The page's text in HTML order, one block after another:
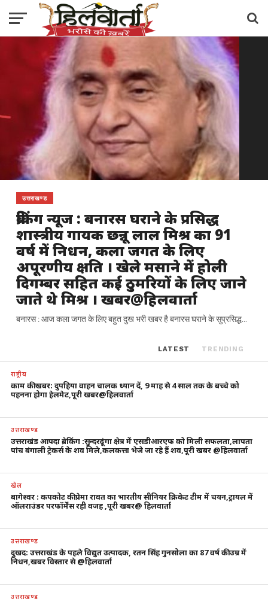
उत्तराखण्ड
ब्रेकिंग न्यूज : बनारस घराने के प्रसिद्ध
शास्त्रीय गायक छन्नू लाल मिश्र का 91
वर्ष में निधन, कला जगत के लिए
अपूरणीय क्षति । खेले मसाने में होली
दिगम्बर सहित कई ठुमरियों के लिए जाने
जाते थे मिश्र । खबर@हिलवार्ता
बनारस : आज कला जगत के लिए बहुत दुख भरी खबर है बनारस घराने के सुप्रसिद्ध...
LATEST TRENDING
राष्ट्रीय
काम की खबर: दुपहिया वाहन चालक ध्यान दें, 9 माह से 4 साल तक के बच्चे को
पहनना होगा हेलमेट,पूरी खबर@हिलवार्ता
उत्तराखण्ड
उत्तराखंड आपदा ब्रेकिंग :सुन्दरढूंगा क्षेत्र में एसडीआरएफ को मिली सफलता,लापता
पांच बंगाली ट्रेकर्स के शव मिले,कलकत्ता भेजे जा रहे हैं शव,पूरी खबर @हिलवार्ता
खेल
बागेश्वर : कपकोट की प्रेमा रावत का भारतीय सीनियर क्रिकेट टीम में चयन,ट्रायल में
ऑलराउंडर परफॉर्मेंस रही वजह ,पूरी खबर@ हिलवार्ता
उत्तराखण्ड
दुखद: उत्तराखंड के पहले विद्युत उत्पादक, रतन सिंह गुनसोला का 87 वर्ष की उम्र में
निधन,खबर विस्तार से @हिलवार्ता
उत्तराखण्ड